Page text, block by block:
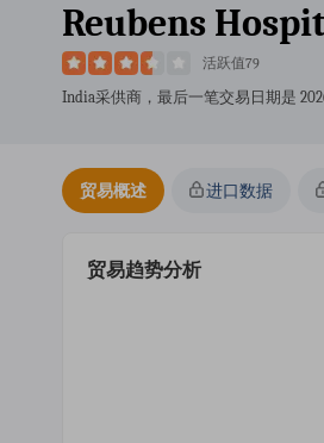
Reubens
活跃值79
India采供商，最后一笔交易日期是
贸易概述 进口数据
贸易趋势分析